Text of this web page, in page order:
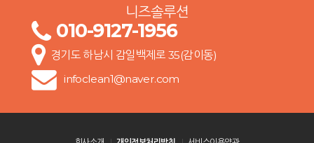
니즈솔루션
010-9127-1956
경기도 하남시 감일백제로 35(감이동)
infoclean1@naver.com